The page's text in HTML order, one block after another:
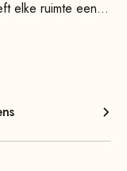
elke ruimte een
je de kruk